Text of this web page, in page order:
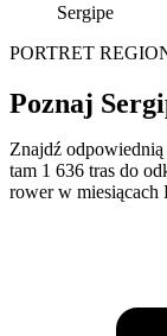
Sergipe
PORTRET
Poznaj
Znajdź
tam 1 636 tras do
rower w miesiącach